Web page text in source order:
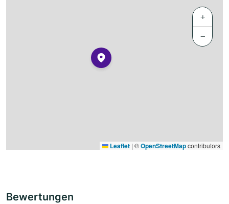
+
−
Leaflet | ©OpenStreetMapcontributors
Bewertungen